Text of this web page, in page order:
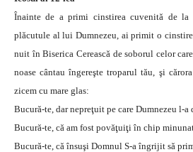
Înainte de a primi cinstirea cuvenită de
plăcutule al lui Dumnezeu, ai primit o
nuit în Biserica Cerească de soborul celor
noase cântau îngereşte troparul tău, şi
zicem cu mare glas:
Bucură-te, dar nepreţuit pe care Dumnezeu l-
Bucură-te, că am fost povăţuiţi în chip
Bucură-te, că însuşi Domnul S-a îngrijit să